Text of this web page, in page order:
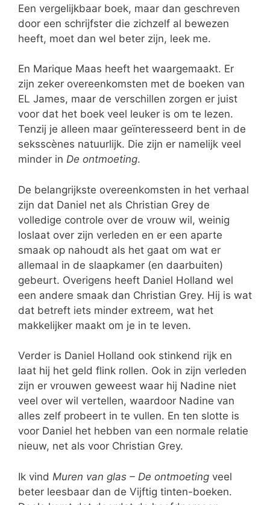
Een vergelijkbaar boek, maar dan geschreven
door een schrijfster die zichzelf al bewezen
heeft, moet dan wel beter zijn, leek me.
En Marique Maas heeft het waargemaakt. Er
zijn zeker overeenkomsten met de boeken van
EL James, maar de verschillen zorgen er juist
voor dat het boek veel leuker is om te lezen.
Tenzij je alleen maar geïnteresseerd bent in de
seksscènes natuurlijk. Die zijn er namelijk veel
minder in De ontmoeting.
De belangrijkste overeenkomsten in het verhaal
zijn dat Daniel net als Christian Grey de
volledige controle over de vrouw wil, weinig
loslaat over zijn verleden en er een aparte
smaak op nahoudt als het gaat om wat er
allemaal in de slaapkamer (en daarbuiten)
gebeurt. Overigens heeft Daniel Holland wel
een andere smaak dan Christian Grey. Hij is wat
dat betreft iets minder extreem, wat het
makkelijker maakt om je in te leven.
Verder is Daniel Holland ook stinkend rijk en
laat hij het geld flink rollen. Ook in zijn verleden
zijn er vrouwen geweest waar hij Nadine niet
veel over wil vertellen, waardoor Nadine van
alles zelf probeert in te vullen. En ten slotte is
voor Daniel het hebben van een normale relatie
nieuw, net als voor Christian Grey.
Ik vind Muren van glas – De ontmoeting veel
beter leesbaar dan de Vijftig tinten-boeken.